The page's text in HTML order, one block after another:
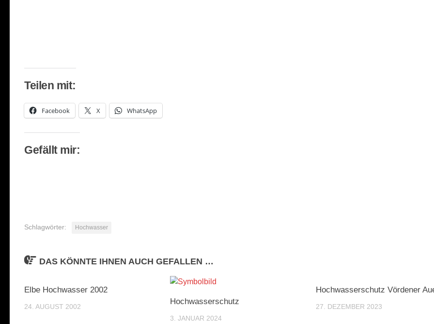
Teilen mit:
Facebook X WhatsApp
Gefällt mir:
Schlagwörter: Hochwasser
DAS KÖNNTE IHNEN AUCH GEFALLEN …
Elbe Hochwasser 2002
24. AUGUST 2002
Hochwasserschutz
3. JANUAR 2024
Hochwasserschutz Vördener
27. DEZEMBER 2023